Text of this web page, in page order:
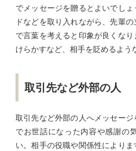
でメッセージを贈るとよいでし
ドなどを取り入れながら、先輩
で言葉を考えると印象が良くな
けらかすなど、相手を貶めるよう
取引先など外部の人
取引先など外部の人へメッセー
でお世話になった内容や感謝の
い。相手の役職や関係性により